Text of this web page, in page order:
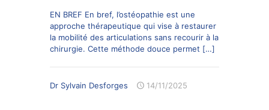
EN BREF En bref, l’ostéopathie est une
approche thérapeutique qui vise à restaurer
la mobilité des articulations sans recourir à la
chirurgie. Cette méthode douce permet […]
Dr Sylvain Desforges 14/11/2025